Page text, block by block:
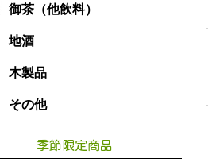
御茶（他飲料）
地酒
木製品
その他
季節限定商品